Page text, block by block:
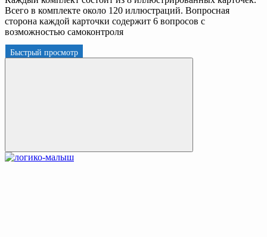
Всего в комплекте около 120 иллюстраций. Вопросная
сторона каждой карточки содержит 6 вопросов с
возможностью самоконтроля
Быстрый просмотр